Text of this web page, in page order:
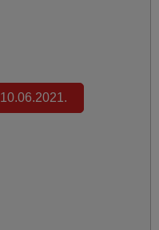
10.06.2021.